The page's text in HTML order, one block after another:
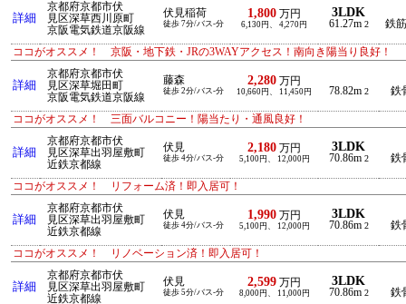
詳細
京都府京都市伏
見区深草西川原町
京阪電気鉄道京阪線
伏見稲荷
徒歩 7分/バス-分
1,800 万円
6,130円、 4,270円
3LDK
61.27m 2 鉄
ココがオススメ！ 京阪・地下鉄・JRの3WAYアクセス！南向き陽当り良好！
詳細
京都府京都市伏
見区深草堀田町
京阪電気鉄道京阪線
藤森
徒歩 2分/バス-分
2,280 万円
10,660円、 11,450円 78.82m 2 鉄
ココがオススメ！ 三面バルコニー！陽当たり・通風良好！
詳細
京都府京都市伏
見区深草出羽屋敷町
近鉄京都線
伏見
徒歩 4分/バス-分
2,180 万円
5,100円、 12,000円
3LDK
70.86m 2 鉄
ココがオススメ！ リフォーム済！即入居可！
詳細
京都府京都市伏
見区深草出羽屋敷町
近鉄京都線
伏見
徒歩 4分/バス-分
1,990 万円
5,100円、 12,000円
3LDK
70.86m 2 鉄
ココがオススメ！ リノベーション済！即入居可！
詳細
京都府京都市伏
見区深草出羽屋敷町
近鉄京都線
伏見
徒歩 5分/バス-分
2,599 万円
8,000円、 11,000円
3LDK
70.86m 2 鉄